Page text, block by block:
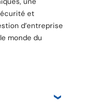
et
d’entreprise
monde du